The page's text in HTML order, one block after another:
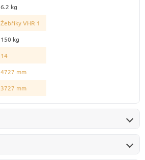
6.2 kg
Žebříky VHR 1
150 kg
14
4727 mm
3727 mm